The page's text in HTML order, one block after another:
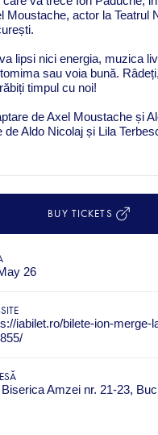
Moustache, actor la Teatrul
lipsi nici energia, muzica
sau voia bună.
timpul cu noi!
de Axel Moustache și
de Aldo Nicolaj și Lila
BUY TICKETS
26
iabilet.ro/bilete-ion-merge-
Biserica Amzei nr. 21-23,